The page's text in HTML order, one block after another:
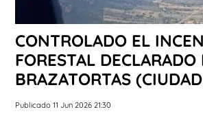
CONTROLADO EL
FORESTAL DECLARADO
BRAZATORTAS
Publicado 11 Jun 2026 21:30